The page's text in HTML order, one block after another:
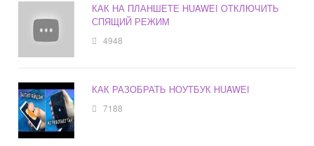
КАК НА ПЛАНШЕТЕ HUAWEI ОТКЛЮЧИТЬ
СПЯЩИЙ РЕЖИМ
4948
КАК РАЗОБРАТЬ НОУТБУК HUAWEI
7188